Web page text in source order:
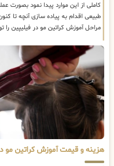
کاملی از این موارد پیدا نمود بصورت
طبیعی اقدام به پیاده سازی آنچه تا
مراحل آموزش کراتین مو در فیلیپین را
هزینه و قیمت آموزش کراتین مو